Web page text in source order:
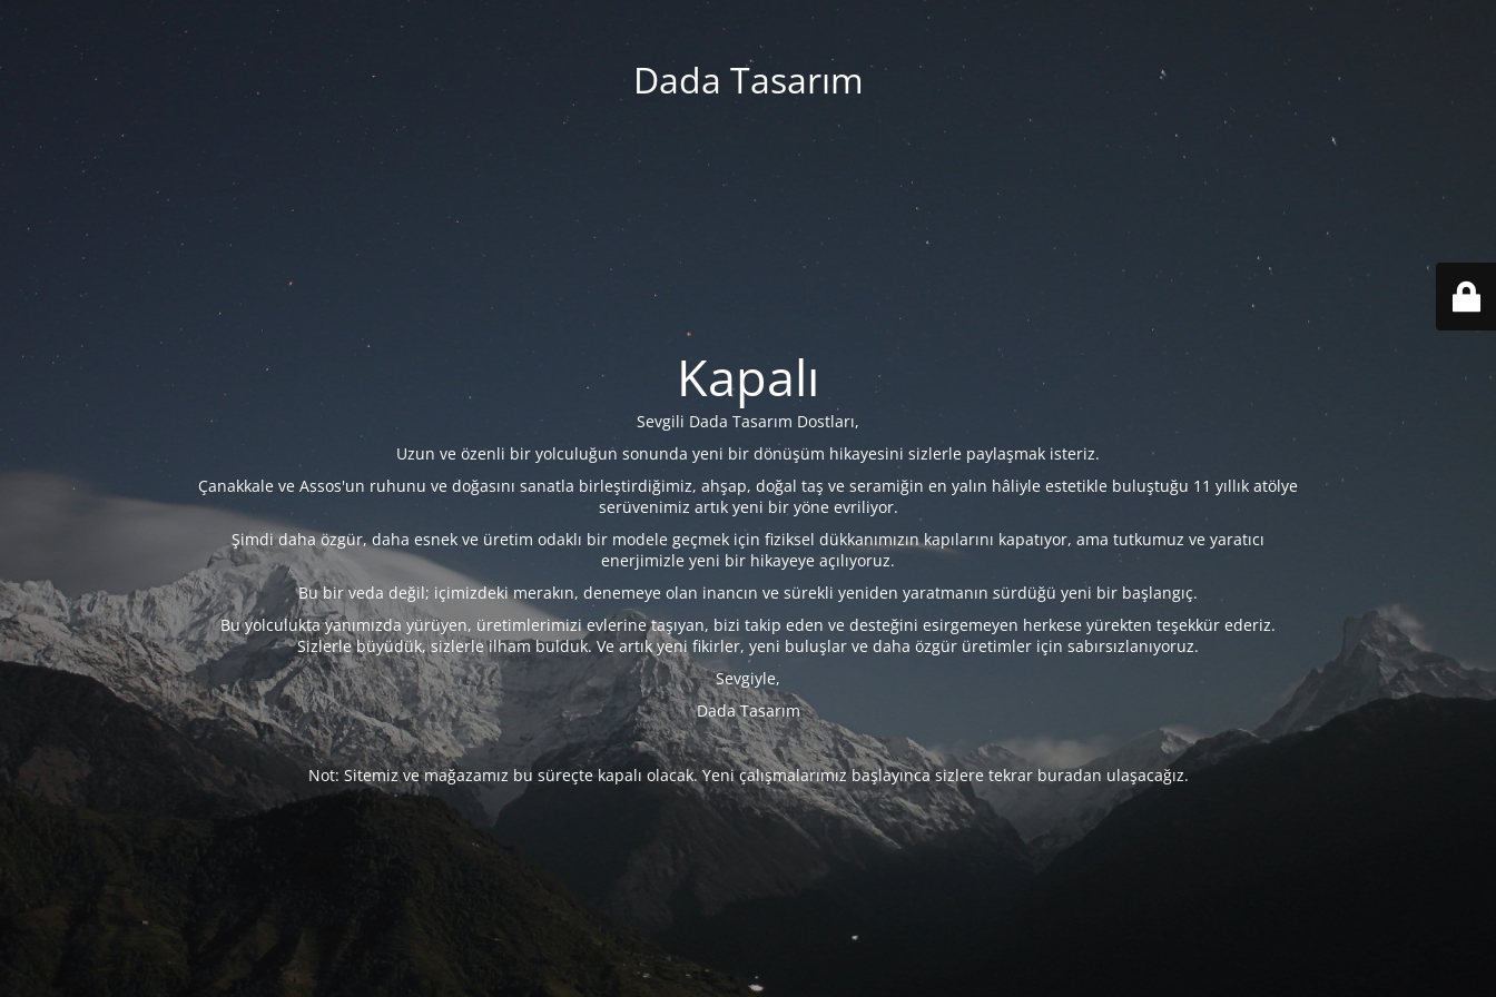
Dada Tasarım
Kapalı
Sevgili Dada Tasarım Dostları,
Uzun ve özenli bir yolculuğun sonunda yeni bir dönüşüm hikayesini sizlerle paylaşmak isteriz.
Çanakkale ve Assos'un ruhunu ve doğasını sanatla birleştirdiğimiz, ahşap, doğal taş ve seramiğin en yalın hâliyle estetikle buluştuğu 11 yıllık atölye
serüvenimiz artık yeni bir yöne evriliyor.
Şimdi daha özgür, daha esnek ve üretim odaklı bir modele geçmek için fiziksel dükkanımızın kapılarını kapatıyor, ama tutkumuz ve yaratıcı
enerjimizle yeni bir hikayeye açılıyoruz.
Bu bir veda değil; içimizdeki merakın, denemeye olan inancın ve sürekli yeniden yaratmanın sürdüğü yeni bir başlangıç.
Bu yolculukta yanımızda yürüyen, üretimlerimizi evlerine taşıyan, bizi takip eden ve desteğini esirgemeyen herkese yürekten teşekkür ederiz.
Sizlerle büyüdük, sizlerle ilham bulduk. Ve artık yeni fikirler, yeni buluşlar ve daha özgür üretimler için sabırsızlanıyoruz.
Sevgiyle,
Dada Tasarım
Not: Sitemiz ve mağazamız bu süreçte kapalı olacak. Yeni çalışmalarımız başlayınca sizlere tekrar buradan ulaşacağız.